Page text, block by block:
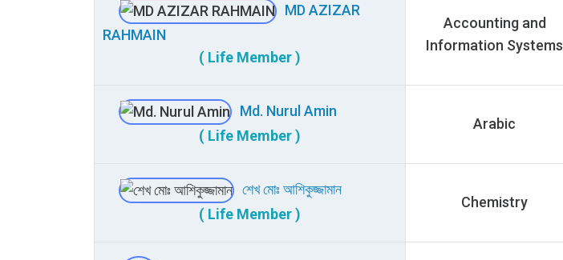
MD AZIZAR
RAHMAIN
( Life Member )
Accounting and
Information Systems
Md. Nurul Amin
( Life Member )
Arabic
শেখ মোঃ আশিকুজ্জামান
( Life Member )
Chemistry